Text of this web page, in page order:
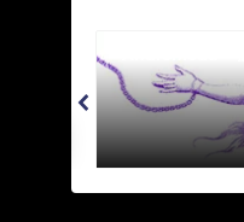
Andromeda -